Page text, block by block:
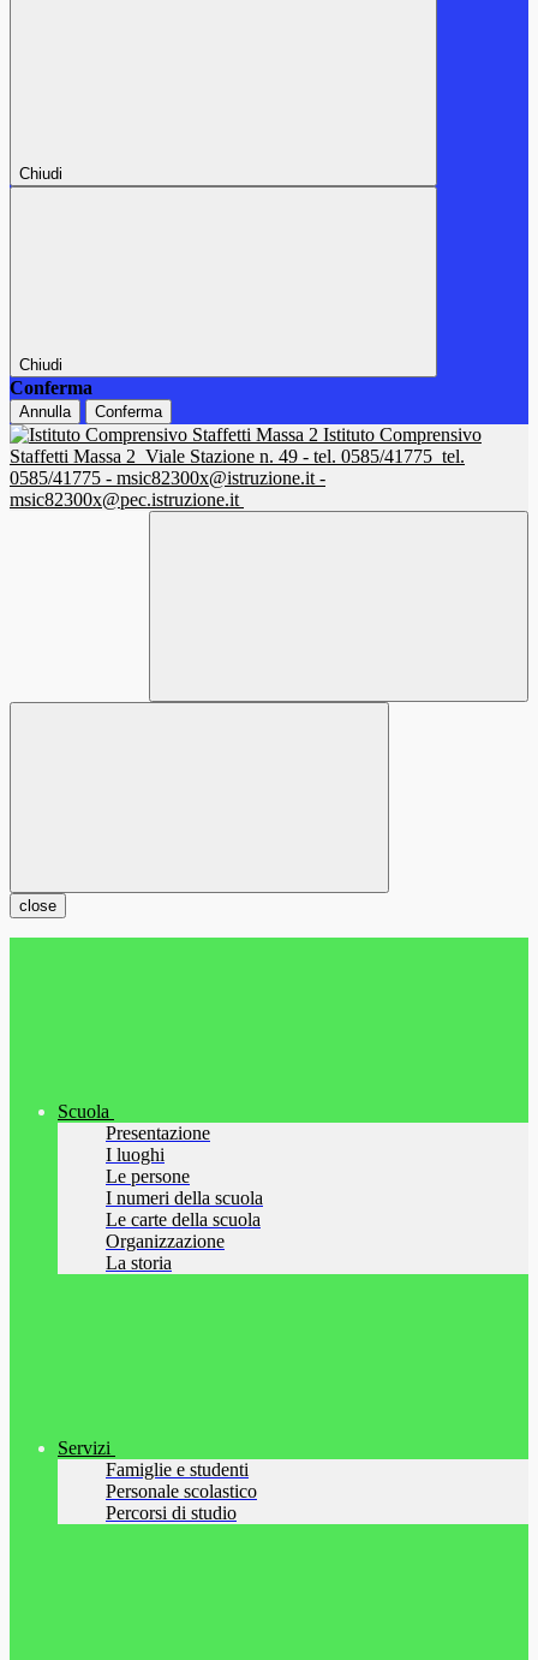
Chiudi
Chiudi
Conferma
Annulla Conferma
Istituto Comprensivo
Staffetti Massa 2 Viale Stazione n. 49 - tel. 0585/41775 tel.
0585/41775 - msic82300x@istruzione.it -
msic82300x@pec.istruzione.it
close
Scuola
Presentazione
I luoghi
Le persone
I numeri della scuola
Le carte della scuola
Organizzazione
La storia
Servizi
Famiglie e studenti
Personale scolastico
Percorsi di studio